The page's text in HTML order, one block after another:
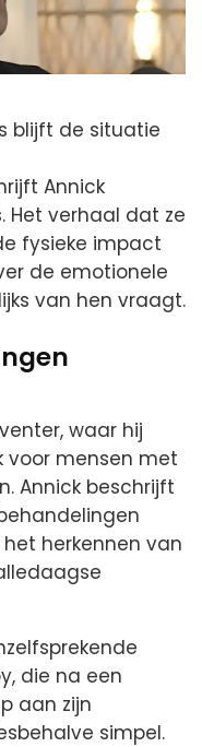
blijft de situatie
Annick
Het verhaal dat ze
fysieke impact
de emotionele
van hen vraagt.
waar hij
voor mensen met
Annick beschrijft
herkennen van
die na een
aan zijn
simpel.